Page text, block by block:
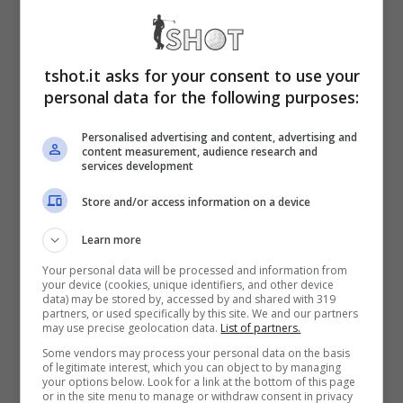
pochi giorni di distanza da un altro
l’annuncio che non t’aspetti
Dei grandi risultati di Sinner ha parlato
Filippo Volandri
ha inserito Jannik tra i convocati per la prima
sfida delle Final Eight che opporrà gli azzurri
all’Olanda insieme a Musetti, Sonego, Arnaldi
e Bolelli. A Malaga, non ci sarà Matteo
tshot.it asks for your consent to use your
personal data for the following purposes:
Personalised advertising and content, advertising and
content measurement, audience research and
services development
Store and/or access information on a device
Learn more
Your personal data will be processed and information from
your device (cookies, unique identifiers, and other device
data) may be stored by, accessed by and shared with 319
partners, or used specifically by this site. We and our partners
may use precise geolocation data. List of partners.
Some vendors may process your personal data on the basis
of legitimate interest, which you can object to by managing
your options below. Look for a link at the bottom of this page
or in the site menu to manage or withdraw consent in privacy